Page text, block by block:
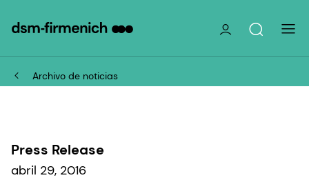
Archivo de noticias
Press Release
abril 29, 2016